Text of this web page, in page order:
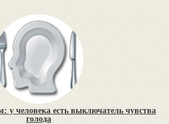
у человека есть выключатель чувства
голода